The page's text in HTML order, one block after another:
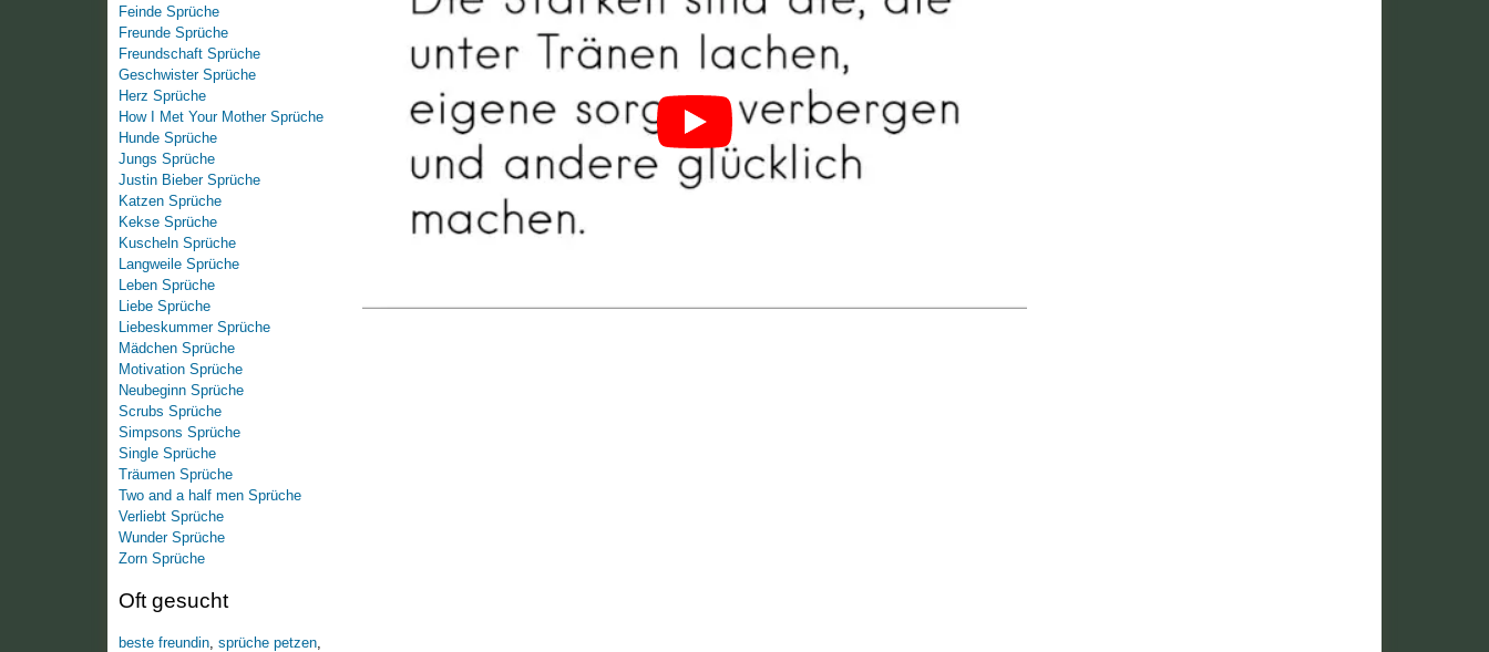
Feinde Sprüche
Freunde Sprüche
Freundschaft Sprüche
Geschwister Sprüche
Herz Sprüche
How I Met Your Mother Sprüche
Hunde Sprüche
Jungs Sprüche
Justin Bieber Sprüche
Katzen Sprüche
Kekse Sprüche
Kuscheln Sprüche
Langweile Sprüche
Leben Sprüche
Liebe Sprüche
Liebeskummer Sprüche
Mädchen Sprüche
Motivation Sprüche
Neubeginn Sprüche
Scrubs Sprüche
Simpsons Sprüche
Single Sprüche
Träumen Sprüche
Two and a half men Sprüche
Verliebt Sprüche
Wunder Sprüche
Zorn Sprüche
Oft gesucht
beste freundin sprüche petzen